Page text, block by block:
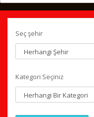
Seç şehir
Kategori Seçiniz